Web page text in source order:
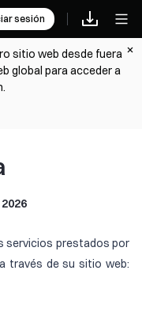
sesión
sitio web desde fuera
global para acceder a
servicios prestados por
través de su sitio web: